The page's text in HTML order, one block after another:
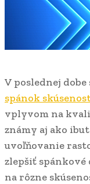
V poslednej
spánok
vplyvom na
známy aj ako
uvoľňovanie
zlepšiť spánkové
na rôzne